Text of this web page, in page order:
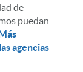
de
puedan
agencias